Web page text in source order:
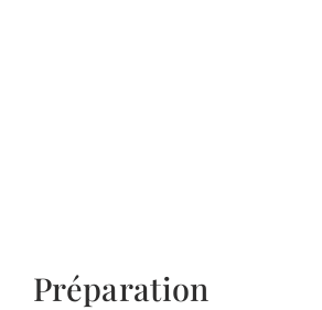
Préparation